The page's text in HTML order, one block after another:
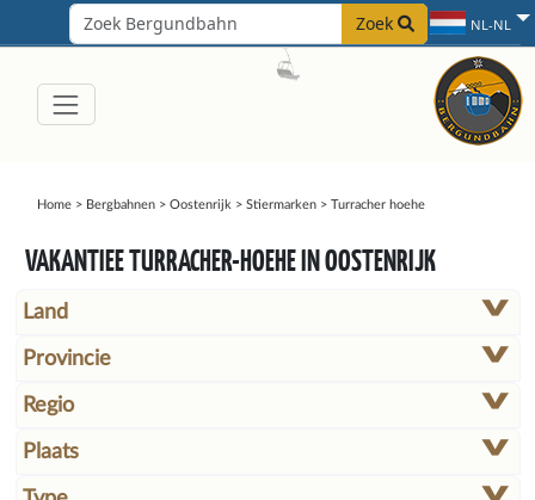
Zoek NL-NL
Home> Bergbahnen> Oostenrijk > Stiermarken> Turracher hoehe
VAKANTIEE TURRACHER-HOEHE IN OOSTENRIJK
Land
Provincie
Regio
Plaats